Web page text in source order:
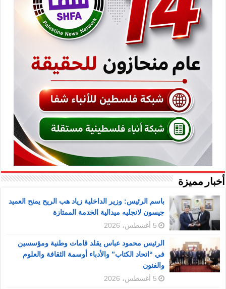
أخبار مميزة
باسم الرئيس: وزير الداخلية زياد هب الريح يمنح العميد
جيسون لانجليه ميدالية الخدمة الممتازة
5 أغسطس، 2026
الرئيس محمود عباس يقلد قامات وطنية ومؤسسين
في “اتحاد الكتاب” والأدباء أوسمة الثقافة والعلوم
والفنون
5 أغسطس، 2026